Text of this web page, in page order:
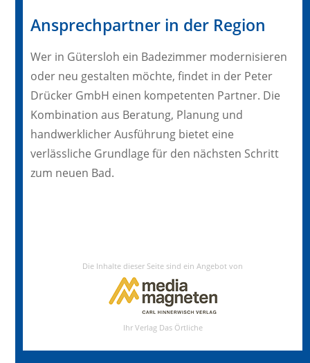
Ansprechpartner in der Region
Wer in Gütersloh ein Badezimmer modernisieren
oder neu gestalten möchte, findet in der Peter
Drücker GmbH einen kompetenten Partner. Die
Kombination aus Beratung, Planung und
handwerklicher Ausführung bietet eine
verlässliche Grundlage für den nächsten Schritt
zum neuen Bad.